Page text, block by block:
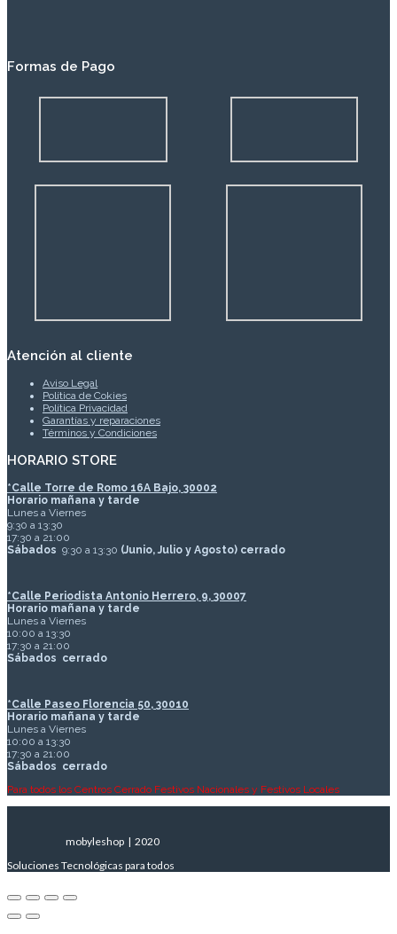
Formas de Pago
Atención al cliente
Aviso Legal
Política de Cokies
Política Privacidad
Garantías y reparaciones
Términos y Condiciones
HORARIO STORE
*Calle Torre de Romo 16A Bajo, 30002
Horario mañana y tarde
Lunes a Viernes
9:30 a 13:30
17:30 a 21:00
Sábados 9:30 a 13:30 (Junio, Julio y Agosto) cerrado
*Calle Periodista Antonio Herrero, 9, 30007
Horario mañana y tarde
Lunes a Viernes
10:00 a 13:30
17:30 a 21:00
Sábados cerrado
*Calle Paseo Florencia 50, 30010
Horario mañana y tarde
Lunes a Viernes
10:00 a 13:30
17:30 a 21:00
Sábados cerrado
Para todos los Centros Cerrado Festivos Nacionales y Festivos Locales
mobyleshop | 2020
Soluciones Tecnológicas para todos